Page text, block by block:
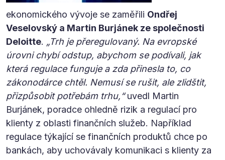
ekonomického vývoje se zaměřili Ondřej
Veselovský a Martin Burjánek ze společnosti
Deloitte. „Trh je přeregulovaný. Na evropské
úrovni chybí odstup, abychom se podívali, jak
která regulace funguje a zda přinesla to, co
zákonodárce chtěl. Nemusí se rušit, ale zlidštit,
přizpůsobit potřebám trhu,“uvedl Martin
Burjánek, poradce ohledně rizik a regulací pro
klienty z oblasti finančních služeb. Například
regulace týkající se finančních produktů chce po
bankách, aby uchovávaly komunikaci s klienty za